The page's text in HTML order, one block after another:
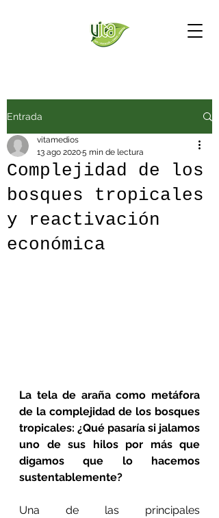
Entrada
Complejidad de los
bosques tropicales
y reactivación
económica
vitamedios
13 ago 20205 min de lectura
La tela de araña como metáfora
de la complejidad de los bosques
tropicales: ¿Qué pasaría si jalamos
uno de sus hilos por más que
digamos que lo hacemos
sustentablemente?
Una de las principales